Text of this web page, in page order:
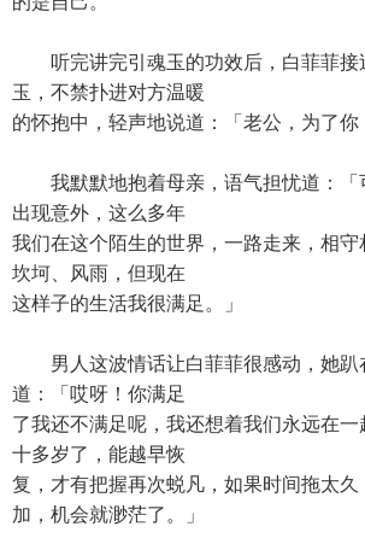
听完讲完引魂玉的功效后，白菲菲接
玉，不禁扑进对方温暖
的怀抱中，轻声地说道：「老公，为了你
我默默地抱着母亲，语气担忧道：「
出现意外，这么多年
我们在这个陌生的世界，一路走来，相
坎坷、风雨，但现在
这样子的生活我很满足。」
男人这波情话让白菲菲很感动，她趴
道：「哎呀！你满足
了我还不满足呢，我还想着我们永远在一
十多岁了，能越早恢
复，才有把握再次蜕凡，如果时间拖太久
加，机会就渺茫了。」